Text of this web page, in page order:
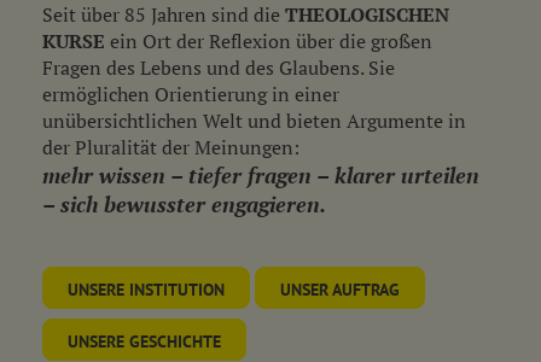
Seit über 85 Jahren sind dieTHEOLOGISCHEN
KURSE ein Ort der Reflexion über die großen
Fragen des Lebens und des Glaubens. Sie
ermöglichen Orientierung in einer
unübersichtlichen Welt und bieten Argumente in
der Pluralität der Meinungen:
mehr wissen – tiefer fragen – klarer urteilen
– sich bewusster engagieren.
UNSERE INSTITUTION UNSER AUFTRAG
UNSERE GESCHICHTE